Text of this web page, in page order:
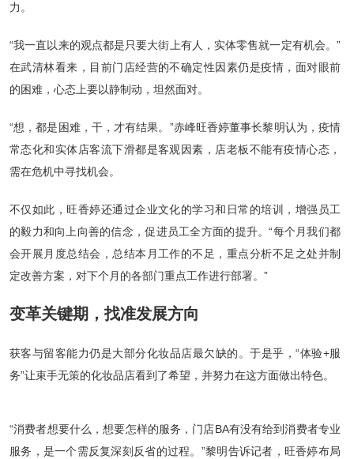
力。
“我一直以来的观点都是只要大街上有人，实体零售就一定有机会。”
在武清林看来，目前门店经营的不确定性因素仍是疫情，面对眼前
的困难，心态上要以静制动，坦然面对。
“想，都是困难，干，才有结果。”赤峰旺香婷董事长黎明认为，疫情
常态化和实体店客流下滑都是客观因素，店老板不能有疫情心态，
需在危机中寻找机会。
不仅如此，旺香婷还通过企业文化的学习和日常的培训，增强员工
的毅力和向上向善的信念，促进员工全方面的提升。“每个月我们都
会开展月度总结会，总结本月工作的不足，重点分析不足之处并制
定改善方案，对下个月的各部门重点工作进行部署。”
变革关键期，找准发展方向
获客与留客能力仍是大部分化妆品店最欠缺的。于是乎，“体验+服
务”让束手无策的化妆品店看到了希望，并努力在这方面做出特色。
“消费者想要什么，想要怎样的服务，门店BA有没有给到消费者专业
服务，是一个需反复深刻反省的过程。”黎明告诉记者，旺香婷布局